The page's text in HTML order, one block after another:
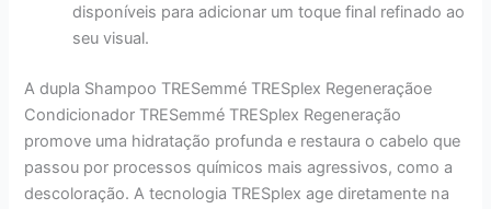
disponíveis para adicionar um toque final refinado ao
seu visual.
A dupla Shampoo TRESemmé TRESplex Regeneraçãoe
Condicionador TRESemmé TRESplex Regeneração
promove uma hidratação profunda e restaura o cabelo que
passou por processos químicos mais agressivos, como a
descoloração. A tecnologia TRESplex age diretamente na